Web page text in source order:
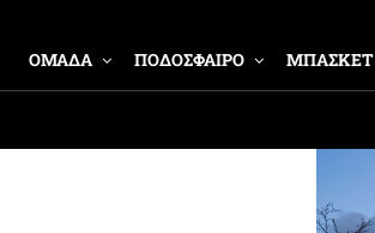
ΟΜΑΔΑ ΠΟΔΟΣΦΑΙΡΟ ΜΠΑΣΚΕΤ